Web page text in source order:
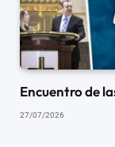
Encuentro de
27/07/2026